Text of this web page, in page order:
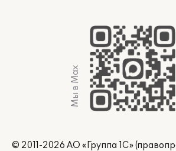
Мы в Max
© 2011-2026 АО «Группа 1С»